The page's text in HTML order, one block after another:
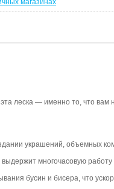
магазинах
леска — именно то, что вам
украшений, объемных
многочасовую
бусин и бисера, что